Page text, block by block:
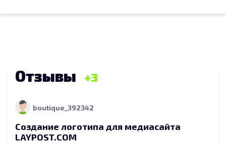
Отзывы 3
boutique_392342
Создание логотипа для медиасайта
LAYPOST.COM